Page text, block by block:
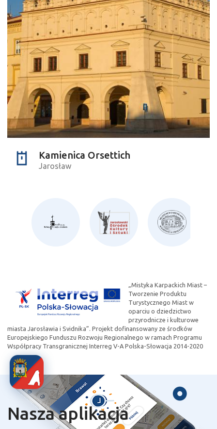
Kamienica Orsettich
Jarosław
„Mistyka Karpackich Miast –
Tworzenie Produktu
Turystycznego Miast w
oparciu o dziedzictwo
przyrodnicze i kulturowe
miasta Jarosławia i Svidnika”. Projekt dofinansowany ze środków
Europejskiego Funduszu Rozwoju Regionalnego w ramach Programu
Współpracy Transgranicznej Interreg V-A Polska-Słowacja 2014-2020
Nasza aplikacja